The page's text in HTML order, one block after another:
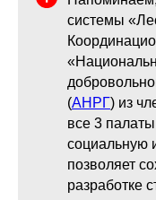
системы
(АНРГ) из
все 3
социальную
позволяет
разработке